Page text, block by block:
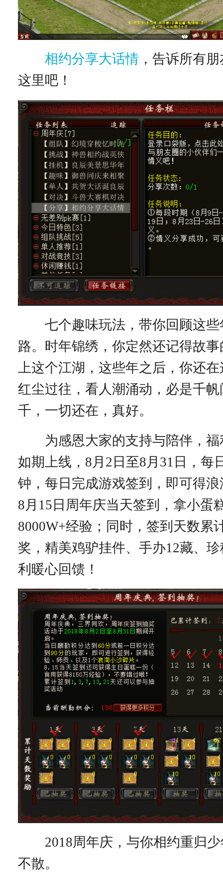
相约分享大话情 ，告诉所有
这里吧！
七个趣味玩法，带你回顾这些
路。时年锦绣，你定然还记得故
上这个江湖，这些年之后，你还
红尘过往，看人潮涌动，必是千
千，一切还在，真好。
为感恩大家的支持与陪伴，福
如期上线，8月2日至8月31日，每
钟，每日完成游戏签到，即可得
8月15日周年庆当天签到，拿小蛋
8000W+经验；同时，签到天数累
奖，精美鸡驴挂件、手办12藏、
利暖心回馈！
2018周年庆，与你相约重归少
不散。